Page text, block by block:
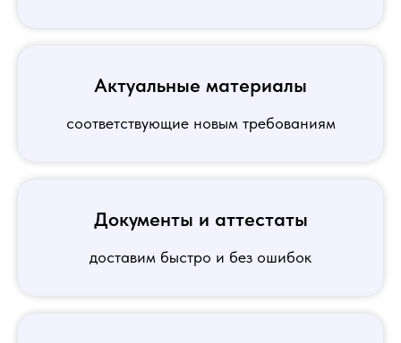
Актуальные материалы
соответствующие новым требованиям
Документы и аттестаты
доставим быстро и без ошибок